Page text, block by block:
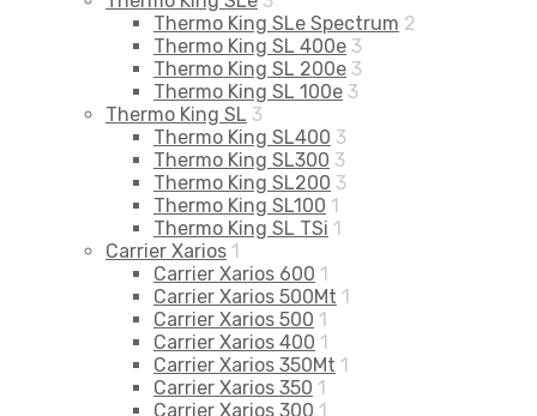
Thermo King SLe Spectrum 2
Thermo King SL 400e 3
Thermo King SL 200e 3
Thermo King SL 100e 3
Thermo King SL 3
Thermo King SL400 3
Thermo King SL300 3
Thermo King SL200 3
Thermo King SL100 1
Thermo King SL TSi 1
Carrier Xarios 1
Carrier Xarios 600 1
Carrier Xarios 500Mt 1
Carrier Xarios 500 1
Carrier Xarios 400 1
Carrier Xarios 350Mt 1
Carrier Xarios 350 1
Carrier Xarios 300 1